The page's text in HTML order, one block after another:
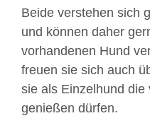
Beide verstehen sich
und können daher
vorhandenen Hund
freuen sie sich auch
sie als Einzelhund die
genießen dürfen.